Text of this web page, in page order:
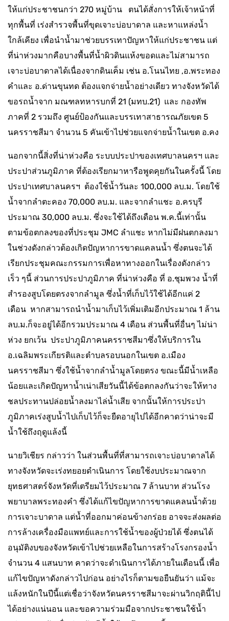
ให้แก่ประชาชนกว่า 270 หมู่บ้าน ตนได้สั่งการให้เจ้าหน้าที่
ทุกพื้นที่ เร่งสำรวจพื้นที่ขุดเจาะบ่อบาดาล และหาแหล่งน้ำ
ใกล้เคียง เพื่อนำน้ำมาช่วยบรรเทาปัญหาให้แก่ประชาชน แต่
ที่น่าห่วงมากคือบางพื้นที่น้ำผิวดินแห้งขอดและไม่สามารถ
เจาะบ่อบาดาลได้เนื่องจากดินเค็ม เช่น อ.โนนไทย ,อ.พระทอง
คำและ อ.ด่านขุนทด ต้องแจกจ่ายน้ำอย่างเดียว ทางจังหวัดได้
ขอรถน้ำจาก มณฑลทหารบกที่ 21 (มทบ.21) และ กองทัพ
ภาคที่ 2 รวมถึง ศูนย์ป้องกันและบรรเทาสาธารณภัยเขต 5
นครราชสีมา จำนวน 5 คันเข้าไปช่วยแจกจ่ายน้ำในเขต อ.คง
นอกจากนี้สิ่งที่น่าห่วงคือ ระบบประปาของเทศบาลนครฯ และ
ประปาส่วนภูมิภาค ที่ต้องเรียกมาหารือพูดคุยกันในครั้งนี้ โดย
ประปาเทศบาลนครฯ ต้องใช้น้ำวันละ 100,000 ลบ.ม. โดยใช้
น้ำจากลำตะคอง 70,000 ลบ.ม. และจากลำแชะ อ.ครบุรี
ประมาณ 30,000 ลบ.ม. ซึ่งจะใช้ได้ถึงเดือน พ.ค.นี้เท่านั้น
ตามข้อตกลงของที่ประชุม JMC ลำแชะ หากไม่มีฝนตกลงมา
ในช่วงดังกล่าวต้องเกิดปัญหาการขาดแคลนน้ำ ซึ่งตนจะได้
เรียกประชุมคณะกรรมการเพื่อหาทางออกในเรื่องดังกล่าว
เร็ว ๆนี้ ส่วนการประปาภูมิภาค ที่น่าห่วงคือ ที่ อ.ชุมพวง น้ำที่
สำรองสูบโดยตรงจากลำมูล ซึ่งน้ำที่เก็บไว้ใช้ได้อีกแค่ 2
เดือน หากสามารถนำน้ำมาเก็บไว้เพิ่มเติมอีกประมาณ 1 ล้าน
ลบ.ม.ก็จะอยู่ได้อีกรวมประมาณ 4 เดือน ส่วนพื้นที่อื่นๆ ไม่น่า
ห่วง ยกเว้น ประปาภูมิภาคนครราชสีมาซึ่งให้บริการใน
อ.เฉลิมพระเกียรติและตำบลรอบนอกในเขต อ.เมือง
นครราชสีมา ซึ่งใช้น้ำจากลำน้ำมูลโดยตรง ขณะนี้มีน้ำเหลือ
น้อยและเกิดปัญหาน้ำเน่าเสียวันนี้ได้ข้อตกลงกันว่าจะให้ทาง
ชลประทานปล่อยน้ำลงมาไล่น้ำเสีย จากนั้นให้การประปา
ภูมิภาคเร่งสูบน้ำไปเก็บไว้ก็จะยืดอายุไปได้อีกคาดว่าน่าจะมี
น้ำใช้ถึงฤดูแล้งนี้
นายวิเชียร กล่าวว่า ในส่วนพื้นที่ที่สามารถเจาะบ่อบาดาลได้
ทางจังหวัดจะเร่งทยอยดำเนินการ โดยใช้งบประมาณจาก
ยุทธศาสตร์จังหวัดที่เตรียมไว้ประมาณ 7 ล้านบาท ส่วนโรง
พยาบาลพระทองคำ ซึ่งได้แก้ไขปัญหาการขาดแคลนน้ำด้วย
การเจาะบาดาล แต่น้ำที่ออกมาค่อนข้างกร่อย อาจจะส่งผลต่อ
การล้างเครื่องมือแพทย์และการใช้น้ำของผู้ป่วยได้ ซึ่งตนได้
อนุมัติงบของจังหวัดเข้าไปช่วยเหลือในการสร้างโรงกรองน้ำ
จำนวน 4 แสนบาท คาดว่าจะดำเนินการได้ภายในเดือนนี้ เพื่อ
แก้ไขปัญหาดังกล่าวไปก่อน อย่างไรก็ตามขอยืนยันว่า แม้จะ
แล้งหนักในปีนี้แต่เชื่อว่าจังหวัดนครราชสีมาจะผ่านวิกฤตินี้ไป
ได้อย่างแน่นอน และขอความร่วมมือจากประชาชนใช้น้ำ